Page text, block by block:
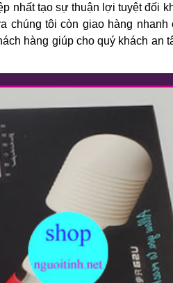
nhất tạo sự thuận lợi tuyệt đối
chúng tôi còn giao hàng nhanh
hàng giúp cho quý khách an